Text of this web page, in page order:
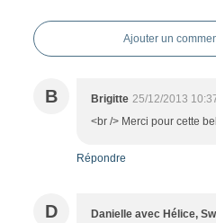
Ajouter un
B Brigitte 25/12/2013
<br /> Merci pour cette
Répondre
D Danielle avec Hélice,